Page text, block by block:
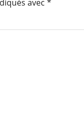
avec *